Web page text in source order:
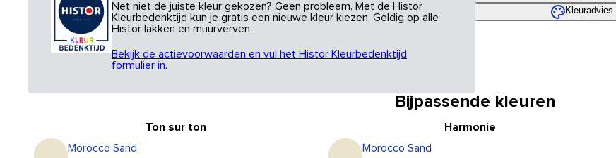
Net niet de juiste kleur gekozen? Geen probleem. Met de Histor
Kleurbedenktijd kun je gratis een nieuwe kleur kiezen. Geldig op alle
Histor lakken en muurverven.
Bekijk de actievoorwaarden en vul het Histor Kleurbedenktijd
formulier in.
Kleuradvies
Bijpassende kleuren
Ton sur ton
Morocco Sand
Harmonie
Morocco Sand